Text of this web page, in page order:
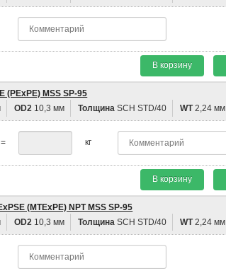
В корзину
(PEхPE) MSS SP-95
OD2 10,3 мм Толщина SCH STD/40 WT2,24 мм
кг
В корзину
(MTEхPE) NPT MSS SP-95
OD2 10,3 мм Толщина SCH STD/40 WT2,24 мм